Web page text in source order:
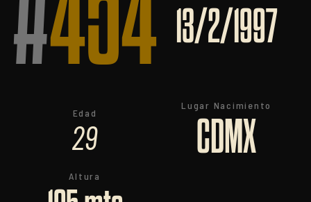
13/2/1997
Edad
29
Lugar Nacimiento
CDMX
Altura